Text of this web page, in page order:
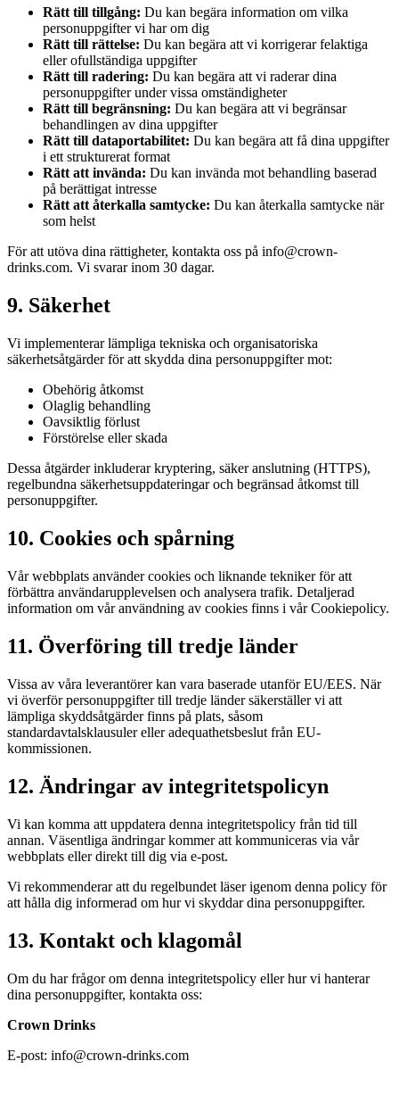
Rätt till tillgång: Du kan begära information om vilka
personuppgifter vi har om dig
Rätt till rättelse: Du kan begära att vi korrigerar felaktiga
eller ofullständiga uppgifter
Rätt till radering: Du kan begära att vi raderar dina
personuppgifter under vissa omständigheter
Rätt till begränsning: Du kan begära att vi begränsar
behandlingen av dina uppgifter
Rätt till dataportabilitet: Du kan begära att få dina uppgifter
i ett strukturerat format
Rätt att invända: Du kan invända mot behandling baserad
på berättigat intresse
Rätt att återkalla samtycke: Du kan återkalla samtycke när
som helst
För att utöva dina rättigheter, kontakta oss på info@crown-
drinks.com. Vi svarar inom 30 dagar.
9. Säkerhet
Vi implementerar lämpliga tekniska och organisatoriska
säkerhetsåtgärder för att skydda dina personuppgifter mot:
Obehörig åtkomst
Olaglig behandling
Oavsiktlig förlust
Förstörelse eller skada
Dessa åtgärder inkluderar kryptering, säker anslutning (HTTPS),
regelbundna säkerhetsuppdateringar och begränsad åtkomst till
personuppgifter.
10. Cookies och spårning
Vår webbplats använder cookies och liknande tekniker för att
förbättra användarupplevelsen och analysera trafik. Detaljerad
information om vår användning av cookies finns i vår Cookiepolicy.
11. Överföring till tredje länder
Vissa av våra leverantörer kan vara baserade utanför EU/EES. När
vi överför personuppgifter till tredje länder säkerställer vi att
lämpliga skyddsåtgärder finns på plats, såsom
standardavtalsklausuler eller adequathetsbeslut från EU-
kommissionen.
12. Ändringar av integritetspolicyn
Vi kan komma att uppdatera denna integritetspolicy från tid till
annan. Väsentliga ändringar kommer att kommuniceras via vår
webbplats eller direkt till dig via e-post.
Vi rekommenderar att du regelbundet läser igenom denna policy för
att hålla dig informerad om hur vi skyddar dina personuppgifter.
13. Kontakt och klagomål
Om du har frågor om denna integritetspolicy eller hur vi hanterar
dina personuppgifter, kontakta oss:
Crown Drinks
E-post: info@crown-drinks.com